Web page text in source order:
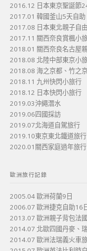
2016.12 日本東京聖誕節
2017.01 韓國釜山5天自助
2017.08 日本東北親子自
2017.11 關西奈良賞楓小
2018.01 關西奈良名古屋
2018.08 北陸中部東京小
2018.08 海之京都、竹之
2018.11 九州快閃小旅行
2018.12 日本快閃小旅行
2019.03沖繩潛水
2019.06四國採訪
2019.07北海道自駕旅行
2019.10東京東北鐵道旅行
2020.01關西家庭過年旅行
歐洲旅行記錄
2005.04 歐洲荷蘭9日
2006.07 歐洲捷克自助16
2013.07 歐洲親子背包法
2014.07 北歐四國丹麥、
2014.07 歐洲法瑞義火車